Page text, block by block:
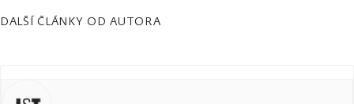
DALŠÍ ČLÁNKY OD AUTORA